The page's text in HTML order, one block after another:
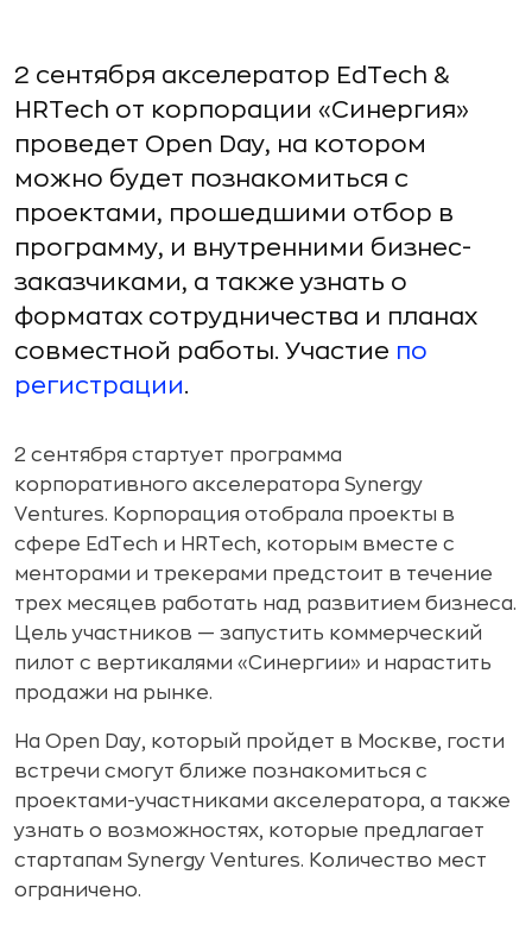
2 сентября акселератор EdTech &
HRTech от корпорации «Синергия»
проведет Open Day, на котором
можно будет познакомиться с
проектами, прошедшими отбор в
программу, и внутренними бизнес-
заказчиками, а также узнать о
форматах сотрудничества и планах
совместной работы. Участие по
регистрации.
2 сентября стартует программа
корпоративного акселератора Synergy
Ventures. Корпорация отобрала проекты в
сфере EdTech и HRTech, которым вместе с
менторами и трекерами предстоит в течение
трех месяцев работать над развитием бизнеса.
Цель участников — запустить коммерческий
пилот с вертикалями «Синергии» и нарастить
продажи на рынке.
На Open Day, который пройдет в Москве, гости
встречи смогут ближе познакомиться с
проектами-участниками акселератора, а также
узнать о возможностях, которые предлагает
стартапам Synergy Ventures. Количество мест
ограничено.